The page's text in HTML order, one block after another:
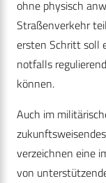
ohne physisch
Straßenverkehr
ersten Schritt soll
notfalls
können.
Auch im
verzeichnen eine
von